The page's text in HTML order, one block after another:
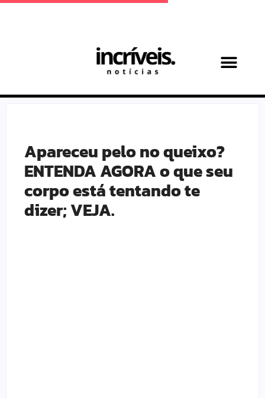
Apareceu pelo no queixo?
ENTENDA AGORA o que seu
corpo está tentando te
dizer; VEJA.